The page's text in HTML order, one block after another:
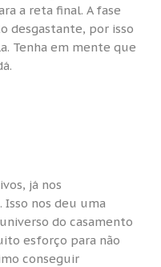
a reta final. A fase
desgastante, por isso
Tenha em mente que
já nos
nos deu uma
do casamento
esforço para não
conseguir